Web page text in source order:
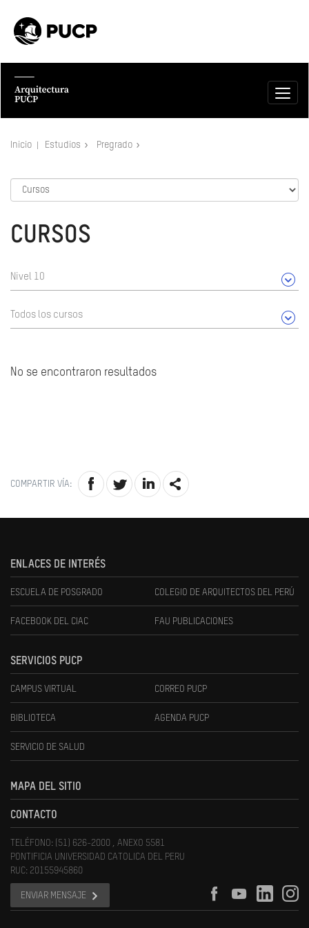
Inicio Estudios Pregrado
CURSOS
Nivel 10
Todos los cursos
No se encontraron resultados
COMPARTIR VÍA:
ENLACES DE INTERÉS
ESCUELA DE POSGRADO COLEGIO DE ARQUITECTOS DEL PERÚ
FACEBOOK DEL CIAC FAU PUBLICACIONES
SERVICIOS PUCP
CAMPUS VIRTUAL CORREO PUCP
BIBLIOTECA AGENDA PUCP
SERVICIO DE SALUD
MAPA DEL SITIO
CONTACTO
TELÉFONO: (51) 626-2000 , ANEXO 5581
PONTIFICIA UNIVERSIDAD CATOLICA DEL PERU
RUC: 20155945860
ENVIAR MENSAJE